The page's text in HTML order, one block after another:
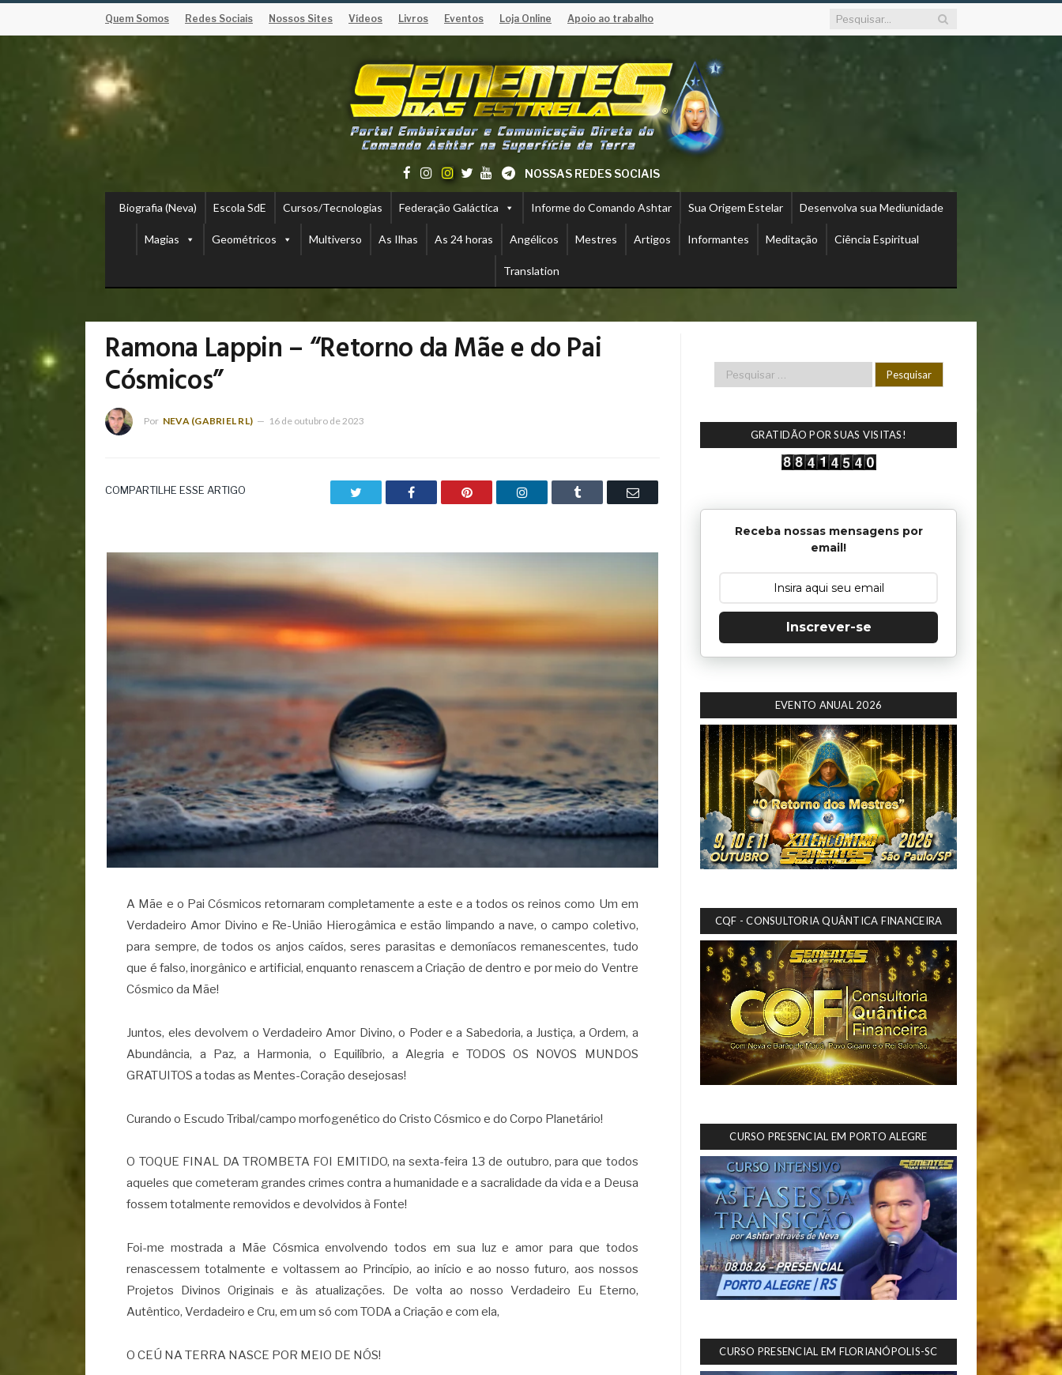
Quem Somos Redes Sociais Nossos Sites Vídeos Livros Eventos Loja Online Apoio ao trabalho
NOSSAS REDES SOCIAIS
Biografia (Neva) Escola SdE Cursos/Tecnologias Federação Galáctica Informe do Comando Ashtar Sua Origem Estelar Desenvolva sua Mediunidade
Magias Geométricos Multiverso As Ilhas As 24 horas Angélicos Mestres Artigos Informantes Meditação Ciência Espiritual
Translation
Ramona Lappin – “Retorno da Mãe e do Pai
Cósmicos”
Por NEVA (GABRIEL RL) 16 de outubro de 2023
COMPARTILHE ESSE ARTIGO Facebook Pinterest LinkedIn Tumblr Email
A Mãe e o Pai Cósmicos retornaram completamente a este e a todos os reinos como Um em
Verdadeiro Amor Divino e Re-União Hierogâmica e estão limpando a nave, o campo coletivo,
para sempre, de todos os anjos caídos, seres parasitas e demoníacos remanescentes, tudo
que é falso, inorgânico e artificial, enquanto renascem a Criação de dentro e por meio do Ventre
Cósmico da Mãe!
Juntos, eles devolvem o Verdadeiro Amor Divino, o Poder e a Sabedoria, a Justiça, a Ordem, a
Abundância, a Paz, a Harmonia, o Equilíbrio, a Alegria e TODOS OS NOVOS MUNDOS
GRATUITOS a todas as Mentes-Coração desejosas!
Curando o Escudo Tribal/campo morfogenético do Cristo Cósmico e do Corpo Planetário!
O TOQUE FINAL DA TROMBETA FOI EMITIDO, na sexta-feira 13 de outubro, para que todos
aqueles que cometeram grandes crimes contra a humanidade e a sacralidade da vida e a Deusa
fossem totalmente removidos e devolvidos à Fonte!
Foi-me mostrada a Mãe Cósmica envolvendo todos em sua luz e amor para que todos
renascessem totalmente e voltassem ao Princípio, ao início e ao nosso futuro, aos nossos
Projetos Divinos Originais e às atualizações. De volta ao nosso Verdadeiro Eu Eterno,
Autêntico, Verdadeiro e Cru, em um só com TODA a Criação e com ela,
O CEÚ NA TERRA NASCE POR MEIO DE NÓS!
GRATIDÃO POR SUAS VISITAS!
Receba nossas mensagens por
email!
Inscrever-se
EVENTO ANUAL 2026
CQF - CONSULTORIA QUÂNTICA FINANCEIRA
CURSO PRESENCIAL EM PORTO ALEGRE
CURSO PRESENCIAL EM FLORIANÓPOLIS-SC